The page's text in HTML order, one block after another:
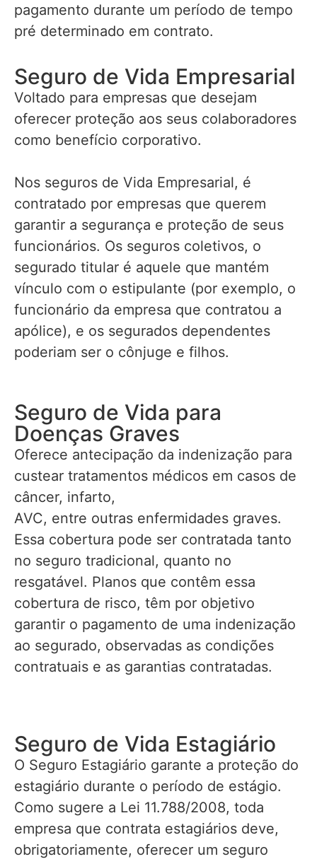
pagamento durante um período de tempo
pré determinado em contrato.
Seguro de Vida Empresarial
Voltado para empresas que desejam
oferecer proteção aos seus colaboradores
como benefício corporativo.
Nos seguros de Vida Empresarial, é
contratado por empresas que querem
garantir a segurança e proteção de seus
funcionários. Os seguros coletivos, o
segurado titular é aquele que mantém
vínculo com o estipulante (por exemplo, o
funcionário da empresa que contratou a
apólice), e os segurados dependentes
poderiam ser o cônjuge e filhos.
Seguro de Vida para
Doenças Graves
Oferece antecipação da indenização para
custear tratamentos médicos em casos de
câncer, infarto,
AVC, entre outras enfermidades graves.
Essa cobertura pode ser contratada tanto
no seguro tradicional, quanto no
resgatável. Planos que contêm essa
cobertura de risco, têm por objetivo
garantir o pagamento de uma indenização
ao segurado, observadas as condições
contratuais e as garantias contratadas.
Seguro de Vida Estagiário
O Seguro Estagiário garante a proteção do
estagiário durante o período de estágio.
Como sugere a Lei 11.788/2008, toda
empresa que contrata estagiários deve,
obrigatoriamente, oferecer um seguro